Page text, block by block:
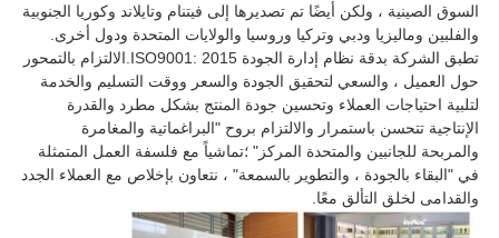
السوق الصينية ، ولكن أيضًا تم تصديرها إلى فيتنام وتايلاند وكوريا الجنوبية
والفلبين وماليزيا ودبي وتركيا وروسيا والولايات المتحدة ودول أخرى.
تطبق الشركة بدقة نظام إدارة الجودة ISO9001: 2015.الالتزام بالتمحور
حول العميل ، والسعي لتحقيق الجودة والسعر ووقت التسليم والخدمة
لتلبية احتياجات العملاء وتحسين جودة المنتج بشكل مطرد والقدرة
الإنتاجية تتحسن باستمرار والالتزام بروح "البراغماتية والمغامرة
والمربحة للجانبين والمتحدة المركز" ؛تماشياً مع فلسفة العمل المتمثلة
في "البقاء بالجودة ، والتطوير بالسمعة" ، نتعاون بإخلاص مع العملاء الجدد
والقدامى لخلق التألق معًا.